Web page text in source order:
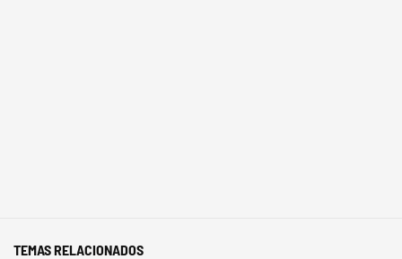
TEMAS RELACIONADOS